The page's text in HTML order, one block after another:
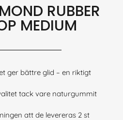
RUBBER
MEDIUM
ger bättre glid – en riktigt
tack vare naturgummit
att de levereras 2 st